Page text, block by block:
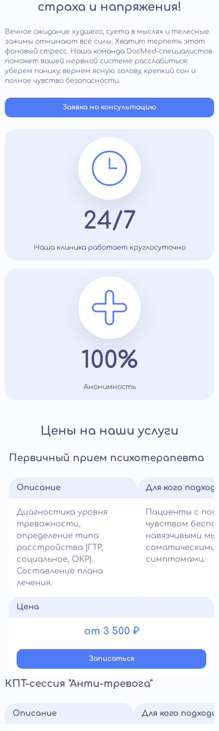
страха и напряжения!
Вечное ожидание худшего, суета в мыслях и телесные
зажимы отнимают все силы. Хватит терпеть этот
фоновый стресс. Наша команда DocMed-специалистов
поможет вашей нервной системе расслабиться:
уберем панику, вернем ясную голову, крепкий сон и
полное чувство безопасности.
Заявка на консультацию
24/7
Наша клиника работает круглосуточно
100%
Анонимность
Цены на наши услуги
Первичный прием психотерапевта
Описание
Диагностика уровня
тревожности,
определение типа
расстройства (ГТР,
социальное, ОКР).
Составление плана
лечения.
Для кого
Пациенты с
чувством
навязчивыми
соматическими
симптомами.
Цена
от 3 500 ₽
Записатьcя
КПТ-сессия "Анти-тревога"
Описание Для кого